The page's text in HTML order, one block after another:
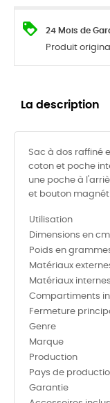
24 Mois de
Produit
La description
Sac à dos raffiné
coton et poche
une poche à
et bouton
Utilisation
Dimensions en cm
Poids en
Matériaux
Matériaux internes
Compartiments
Fermeture
Genre
Marque
Production
Pays de
Garantie